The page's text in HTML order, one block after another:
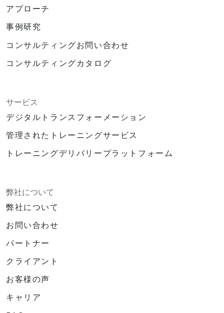
アプローチ
事例研究
コンサルティングお問い合わせ
コンサルティングカタログ
サービス
デジタルトランスフォーメーション
管理されたトレーニングサービス
トレーニングデリバリープラットフォーム
弊社について
弊社について
お問い合わせ
パートナー
クライアント
お客様の声
キャリア